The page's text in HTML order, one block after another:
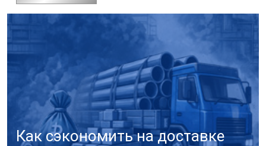
Как сэкономить на доставке